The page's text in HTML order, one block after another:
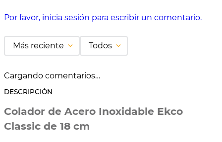
Por favor, inicia sesión para escribir un comentario.
Más reciente Todos
Cargando comentarios…
DESCRIPCIÓN
Colador de Acero Inoxidable Ekco
Classic de 18 cm